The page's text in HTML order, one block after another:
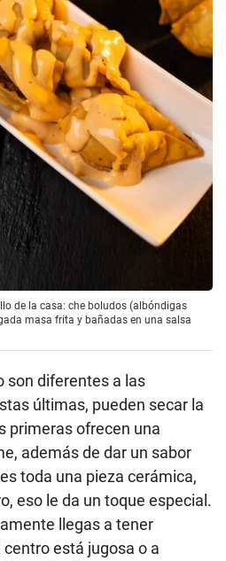
de la casa: che boludos (albóndigas
masa frita y bañadas en una salsa
son diferentes a las
últimas, pueden secar la
primeras ofrecen una
además de dar un sabor
toda una pieza cerámica,
eso le da un toque especial.
llegas a tener
está jugosa o a